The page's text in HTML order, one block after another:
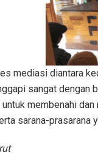
mediasi diantara
sangat dengan
membenahi
sarana-prasarana